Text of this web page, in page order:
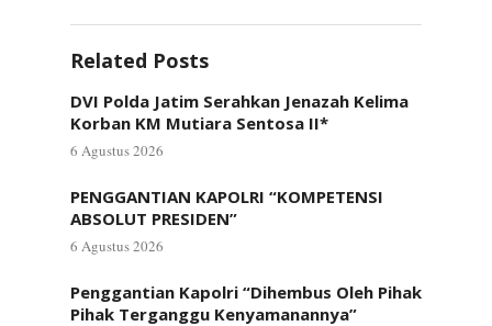
Related Posts
DVI Polda Jatim Serahkan Jenazah Kelima
Korban KM Mutiara Sentosa II*
6 Agustus 2026
PENGGANTIAN KAPOLRI “KOMPETENSI
ABSOLUT PRESIDEN”
6 Agustus 2026
Penggantian Kapolri “Dihembus Oleh Pihak
Pihak Terganggu Kenyamanannya”